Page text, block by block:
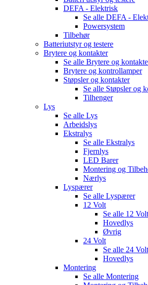
DEFA - Elektrisk
Se alle DEFA -
Powersystem
Tilbehør
Batteriutstyr og testere
Brytere og kontakter
Se alle Brytere og
Brytere og kontrollamper
Støpsler og kontakter
Se alle Støpsler og
Tilhenger
Lys
Se alle Lys
Arbeidslys
Ekstralys
Se alle Ekstralys
Fjernlys
LED Barer
Montering og
Nærlys
Lyspærer
Se alle Lyspærer
12 Volt
Se alle 12 Volt
Hovedlys
Øvrig
24 Volt
Se alle 24 Volt
Hovedlys
Montering
Se alle Montering